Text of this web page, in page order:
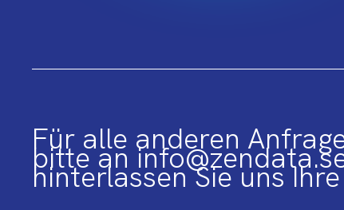
Für alle anderen
bitte an
hinterlassen Sie uns